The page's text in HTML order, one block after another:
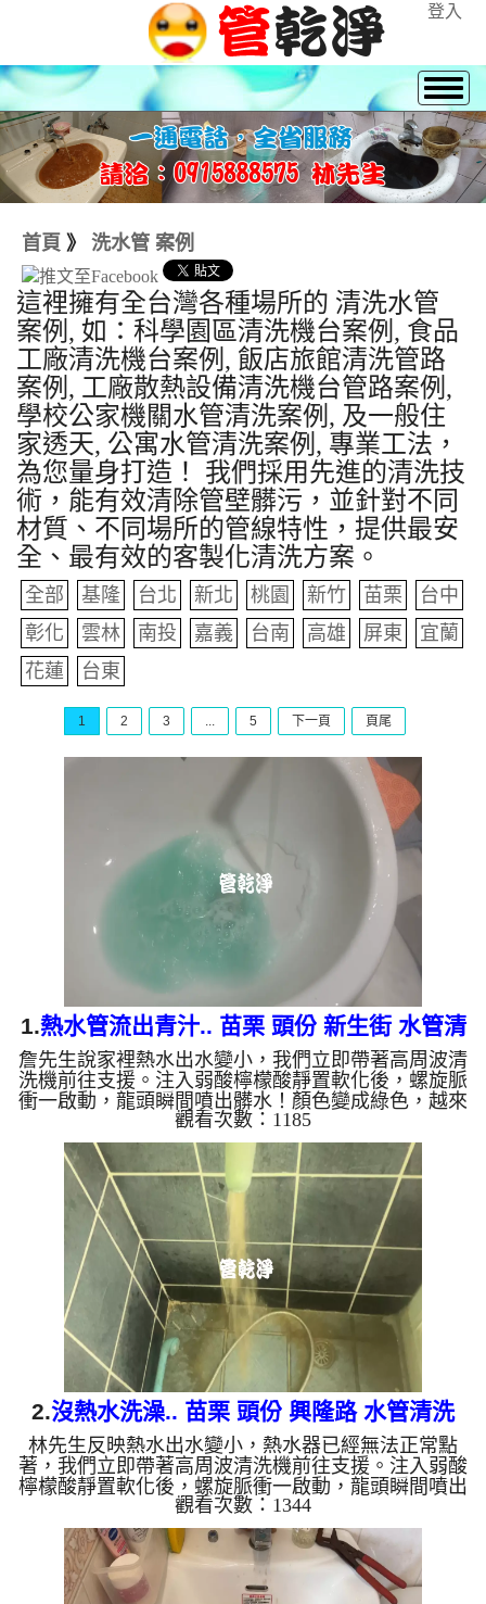
登入
首頁 》 洗水管 案例
這裡擁有全台灣各種場所的 清洗水管
案例, 如：科學園區清洗機台案例, 食品
工廠清洗機台案例, 飯店旅館清洗管路
案例, 工廠散熱設備清洗機台管路案例,
學校公家機關水管清洗案例, 及一般住
家透天, 公寓水管清洗案例, 專業工法，
為您量身打造！ 我們採用先進的清洗技
術，能有效清除管壁髒污，並針對不同
材質、不同場所的管線特性，提供最安
全、最有效的客製化清洗方案。
全部 基隆 台北 新北 桃園 新竹 苗栗
台中
彰化
雲林 南投 嘉義 台南 高雄 屏東
宜蘭
花蓮
台東
1 2 3 ... 5 下一頁 頁尾
1.熱水管流出青汁.. 苗栗 頭份 新生街 水管清
洗
詹先生說家裡熱水出水變小，我們立即帶著高周波清
洗機前往支援。注入弱酸檸檬酸靜置軟化後，螺旋脈
衝一啟動，龍頭瞬間噴出髒水！顏色變成綠色，越來
越深，看起來像是青汁拿鐵，兩個多小時後，出水變
乾淨熱水出水量也恢復了。 為什麼水管需要定期
「大掃除」？ 單靠水壓帶不走管壁陳年汙垢。不同
的水質顏色，反映了不同的居家隱患： 棕色（鐵
鏽）： 管線老化徵兆。 黑色（氧化錳）： 常見於地
下水源。 綠色（銅綠）： 銅合金接頭氧化。 乳白
（生物膜）：...
觀看次數：1185
2.沒熱水洗澡.. 苗栗 頭份 興隆路 水管清洗
林先生反映熱水出水變小，熱水器已經無法正常點
著，我們立即帶著高周波清洗機前往支援。注入弱酸
檸檬酸靜置軟化後，螺旋脈衝一啟動，龍頭瞬間噴出
鐵銹水！經過兩小時努力，熱水出水量終於恢復清澈
與強勁，。 為什麼水管需要定期「大掃除」？ 單靠
水壓帶不走管壁陳年汙垢。不同的水質顏色，反映了
不同的居家隱患： 棕色（鐵鏽）： 管線老化徵兆。
黑色（氧化錳）： 常見於地下水源。 綠色（銅
觀看次數：1344